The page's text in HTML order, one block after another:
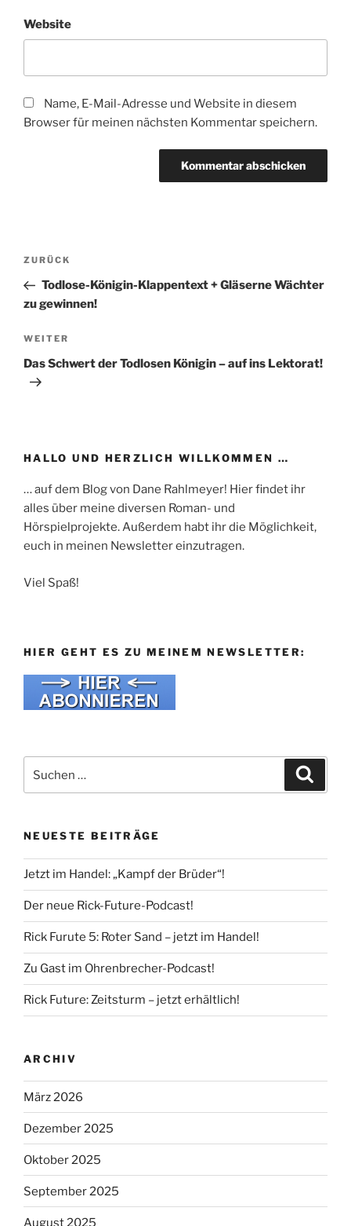
Website
Name, E-Mail-Adresse und Website in diesem
Browser für meinen nächsten Kommentar speichern.
Beitragsnavigation
Vorheriger
Beitrag
ZURÜCK
Todlose-Königin-Klappentext + Gläserne Wächter
zu gewinnen!
Nächster
Beitrag
WEITER
Das Schwert der Todlosen Königin – auf ins Lektorat!
HALLO UND HERZLICH WILLKOMMEN …
… auf dem Blog von Dane Rahlmeyer! Hier findet ihr
alles über meine diversen Roman- und
Hörspielprojekte. Außerdem habt ihr die Möglichkeit,
euch in meinen Newsletter einzutragen.
Viel Spaß!
HIER GEHT ES ZU MEINEM NEWSLETTER:
nach:
NEUESTE BEITRÄGE
Jetzt im Handel: „Kampf der Brüder“!
Der neue Rick-Future-Podcast!
Rick Furute 5: Roter Sand – jetzt im Handel!
Zu Gast im Ohrenbrecher-Podcast!
Rick Future: Zeitsturm – jetzt erhältlich!
ARCHIV
März 2026
Dezember 2025
Oktober 2025
September 2025
August 2025